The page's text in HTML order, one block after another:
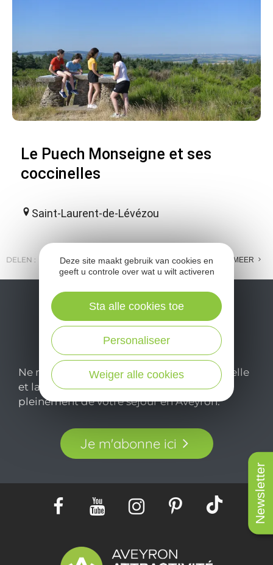
Newsletter
Le Puech Monseigne et ses
coccinelles
Saint-Laurent-de-Lévézou
DELEN : E-MAIL MESSENGER FACEBOOK MEER
Ne manquez pas notre newsletter mensuelle
et laissez-vous inspirer pour profiter
pleinement de votre séjour en Aveyron.
Je m'abonne ici
Deze site maakt gebruik van cookies en
geeft u controle over wat u wilt activeren
Weiger alle cookies
Personaliseer
Sta alle cookies toe